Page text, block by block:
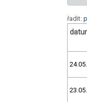
řadit: